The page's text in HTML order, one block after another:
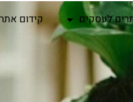
לעסקים קידום